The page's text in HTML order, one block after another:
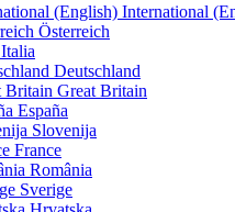
International
Österreich
Italia
Deutschland
Great Britain
España
Slovenija
France
România
Sverige